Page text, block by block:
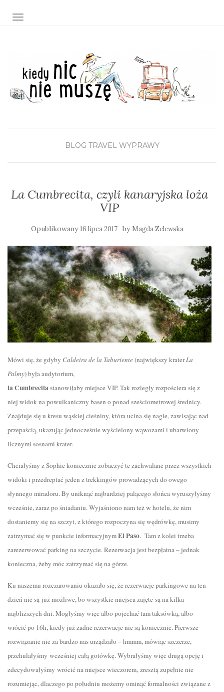
TOGGLE NAVIGATION
BLOG TRAVEL WYPRAWY
La Cumbrecita, czyli kanaryjska loża
VIP
Opublikowany16 lipca 2017 by Magda Zelewska
Mówi się, że gdyby Caldeira de la Taburiente(największy kraterLa
Palmy) była audytorium,
la Cumbrecitastanowiłaby miejsce VIP. Tak rozległy rozpościera się z
niej widok na powulkaniczny basen o ponad sześciometrowej średnicy.
Znajduje się u kresu wąskiej cieśniny, która ucina się nagle, zawisając nad
przepaścią, ukazując jednocześnie wyścielony wąwozami i ubarwiony
licznymi sosnami krater.
Chciałyśmy z Sophie koniecznie zobaczyć te zachwalane przez wszystkich
widoki i przedreptać jeden z trekkingów prowadzących do owego
słynnego miradoru. By uniknąć najbardziej palącego słońca wyruszyłyśmy
wcześnie, zaraz po śniadaniu. Wyjaśniono nam też w hotelu, że nim
dostaniemy się na szczyt, z którego rozpoczyna się wędrówkę, musimy
zatrzymać się w punkcie informacyjnymEl Paso. Tam z kolei trzeba
zarezerwować parking na szczycie. Rezerwacja jest bezpłatna – jednak
konieczna, żeby móc zatrzymać się na górze.
Ku naszemu rozczarowaniu okazało się, że rezerwacje parkingowe na ten
dzień nie są już możliwe, bo wszystkie miejsca zajęte są na kilka
najbliższych dni. Mogłyśmy więc albo pojechać tam taksówką, albo
wrócić po 16h, kiedy już żadne rezerwacje nie są koniecznie. Pierwsze
rozwiązanie nie za bardzo nas urządzało – hmmm, mówiąc szczerze,
przehulałyśmy wcześniej całą gotówkę. Wybrałyśmy więc drugą opcję i
zdecydowałyśmy wrócić na miejsce wieczorem, zresztą zupełnie nie
rozumiejąc, dlaczego po południu możemy ominąć formalności związane z